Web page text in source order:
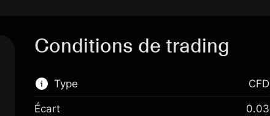
Conditions de trading
Type CFD
Écart 0.03